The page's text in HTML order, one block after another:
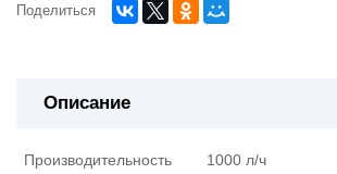
Поделиться
Описание
Производительность
1000 л/ч